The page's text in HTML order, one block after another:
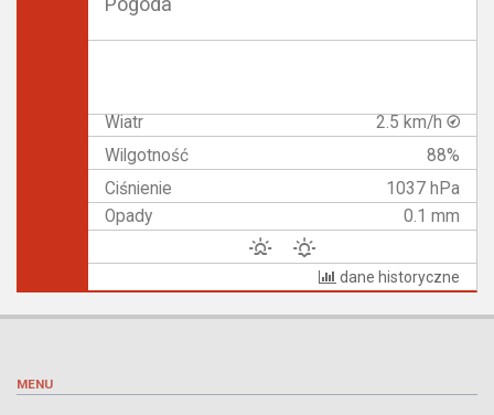
Wiatr
2.5 km/h
Wilgotność
88%
Ciśnienie
1037 hPa
Opady
0.1 mm
dane historyczne
MENU